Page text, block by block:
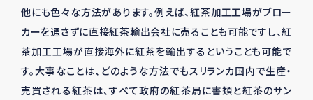
他にも色々な方法があります。例えば、紅茶加工工場がブロー
カーを通さずに直接紅茶輸出会社に売ることも可能ですし、紅
茶加工工場が直接海外に紅茶を輸出するということも可能で
す。大事なことは、どのような方法でもスリランカ国内で生産・
売買される紅茶は、すべて政府の紅茶局に書類と紅茶のサン